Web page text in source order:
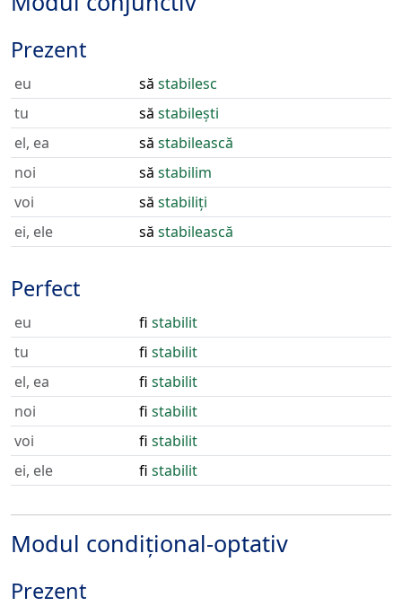
Prezent
eu să stabilesc
tu
să stabilești
el, ea
să stabilească
noi
să stabilim
voi
să stabiliți
ei, ele
să stabilească
Perfect
eu fi stabilit
tu
fi stabilit
el, ea
fi stabilit
noi
fi stabilit
voi
fi stabilit
ei, ele
fi stabilit
Modul condițional-optativ
Prezent